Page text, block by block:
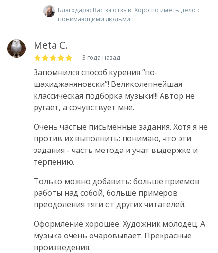
Благодарю Вас за отзыв. Хорошо иметь дело с
понимающими людьми.
Meta C.
— 3 года назад
Запомнился способ курения “по-
шахиджаняновски”! Великолепнейшая
классическая подборка музыки!!! Автор не
ругает, а сочувствует мне.
Очень частые письменные задания. Хотя я не
против их выполнить: понимаю, что эти
задания - часть метода и учат выдержке и
терпению.
Только можно добавить: больше приемов
работы над собой, больше примеров
преодоления тяги от других читателей.
Оформление хорошее. Художник молодец. А
музыка очень очаровывает. Прекрасные
произведения.